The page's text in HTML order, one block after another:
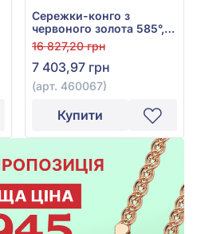
Сережки-конго з
червоного золота 585°,
арт. 460067
16 827,20 грн
7 403,97 грн
(арт. 460067)
Купити